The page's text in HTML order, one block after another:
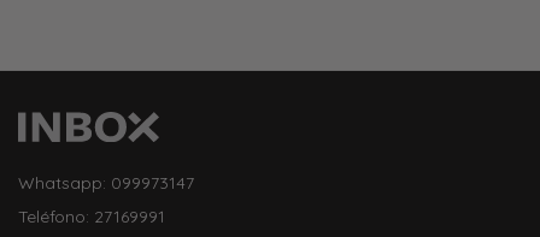
Whatsapp: 099973147
Teléfono: 27169991